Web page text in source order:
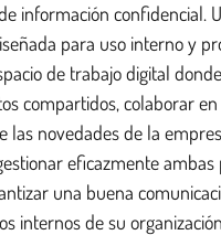
información confidencial.
para uso interno y
de trabajo digital
compartidos, colaborar
las novedades de la
eficazmente
una buena
internos de su